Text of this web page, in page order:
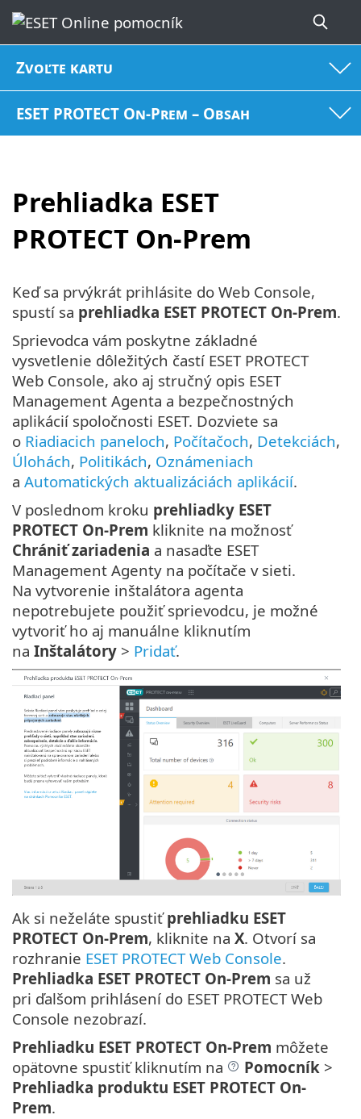
Zvoľte kartu
ESET PROTECT On-Prem – Obsah
Prehliadka ESET
PROTECT On-Prem
Keď sa prvýkrát prihlásite do Web Console,
spustí sa prehliadka ESET PROTECT On-Prem.
Sprievodca vám poskytne základné
vysvetlenie dôležitých častí ESET PROTECT
Web Console, ako aj stručný opis ESET
Management Agenta a bezpečnostných
aplikácií spoločnosti ESET. Dozviete sa
o Riadiacich paneloch, Počítačoch, Detekciách,
Úlohách, Politikách, Oznámeniach
a Automatických aktualizáciách aplikácií.
V poslednom kroku prehliadky ESET
PROTECT On-Prem kliknite na možnosť
Chrániť zariadenia a nasaďte ESET
Management Agenty na počítače v sieti.
Na vytvorenie inštalátora agenta
nepotrebujete použiť sprievodcu, je možné
vytvoriť ho aj manuálne kliknutím
na Inštalátory > Pridať.
Ak si neželáte spustiťprehliadku ESET
PROTECT On-Prem, kliknite na X. Otvorí sa
rozhranie ESET PROTECT Web Console.
Prehliadka ESET PROTECT On-Prem sa už
pri ďalšom prihlásení do ESET PROTECT Web
Console nezobrazí.
Prehliadku ESET PROTECT On-Prem môžete
opätovne spustiť kliknutím na
Pomocník >
Prehliadka produktu ESET PROTECT On-
Prem.